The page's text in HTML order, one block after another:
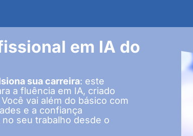
em IA do
sua carreira: este
a fluência em IA, criado
vai além do básico com
e a confiança
seu trabalho desde o